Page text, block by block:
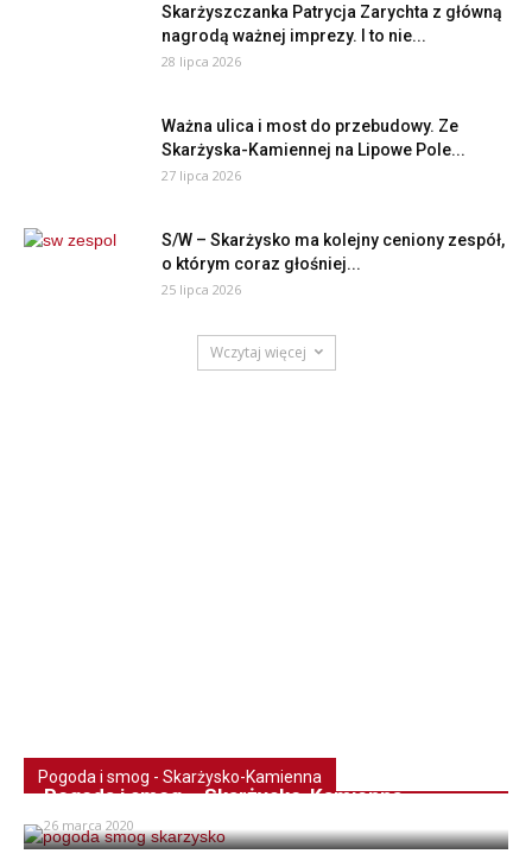
Skarżyszczanka Patrycja Zarychta z główną
nagrodą ważnej imprezy. I to nie...
28 lipca 2026
Ważna ulica i most do przebudowy. Ze
Skarżyska-Kamiennej na Lipowe Pole...
27 lipca 2026
S/W – Skarżysko ma kolejny ceniony zespół,
o którym coraz głośniej...
25 lipca 2026
Wczytaj więcej
Pogoda i smog - Skarżysko-Kamienna
Pogoda i smog – Skarżysko-Kamienna
26 marca 2020